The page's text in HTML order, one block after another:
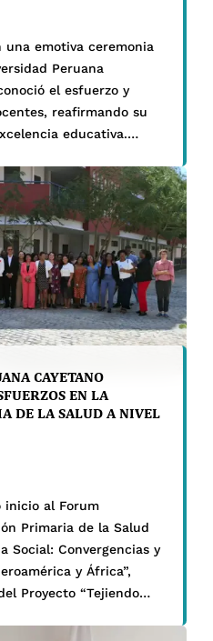
una emotiva ceremonia
Peruana
el esfuerzo y
reafirmando su
educativa.
Investigación, entregó
al Mg. Carlos
y a la Dra. […]
CAYETANO
EN LA
DE LA SALUD A NIVEL
inicio al Forum
Primaria de la Salud
Social: Convergencias y
y África”,
Proyecto “Tejiendo